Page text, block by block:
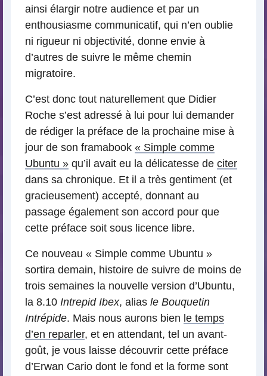
ainsi élargir notre audience et par un
enthousiasme communicatif, qui n’en oublie
ni rigueur ni objectivité, donne envie à
d’autres de suivre le même chemin
migratoire.
C’est donc tout naturellement que Didier
Roche s’est adressé à lui pour lui demander
de rédiger la préface de la prochaine mise à
jour de son framabook « Simple comme
Ubuntu » qu’il avait eu la délicatesse de citer
dans sa chronique. Et il a très gentiment (et
gracieusement) accepté, donnant au
passage également son accord pour que
cette préface soit sous licence libre.
Ce nouveau « Simple comme Ubuntu »
sortira demain, histoire de suivre de moins de
trois semaines la nouvelle version d’Ubuntu,
la 8.10 Intrepid Ibex, alias le Bouquetin
Intrépide. Mais nous aurons bien le temps
d’en reparler, et en attendant, tel un avant-
goût, je vous laisse découvrir cette préface
d’Erwan Cario dont le fond et la forme sont